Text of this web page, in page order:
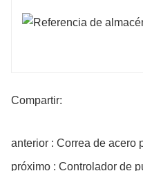
Compartir:
anterior : Correa de acero